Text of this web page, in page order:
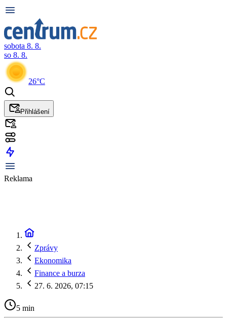
sobota 8. 8.
so 8. 8.
26°C
Přihlášení
Reklama
Zprávy
Ekonomika
Finance a burza
27. 6. 2026, 07:15
5 min